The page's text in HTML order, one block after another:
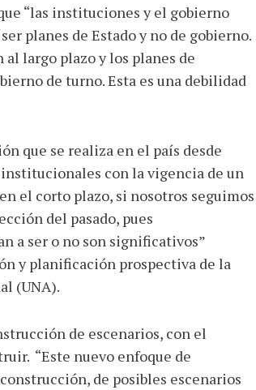
“las instituciones y el gobierno
planes de Estado y no de gobierno.
largo plazo y los planes de
de turno. Esta es una debilidad
que se realiza en el país desde
con la vigencia de un
el corto plazo, si nosotros seguimos
del pasado, pues
a ser o no son significativos”
y planificación prospectiva de la
(UNA).
de escenarios, con el
“Este nuevo enfoque de
de posibles escenarios